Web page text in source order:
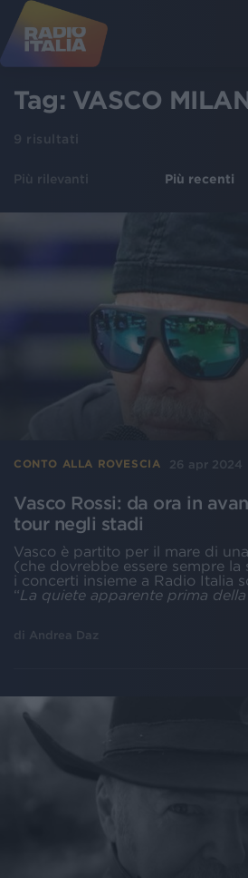
Tag: VASCO
9 risultati
Più rilevanti Più recenti
CONTO ALLA ROVESCIA 26 apr 2024
Vasco Rossi: da ora in
tour negli stadi
Vasco è partito per il mare di
(che dovrebbe essere sempre
i concerti insieme a Radio Italia
“La quiete apparente prima
di Andrea Daz